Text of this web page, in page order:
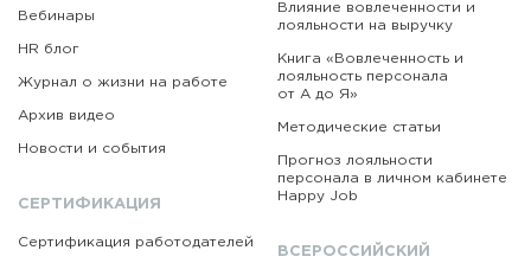
Вебинары
HR блог
Журнал о жизни на работе
Архив видео
Новости и события
СЕРТИФИКАЦИЯ
Сертификация работодателей
Влияние вовлеченности и
лояльности на выручку
Книга «Вовлеченность и
лояльность персонала
от А до Я»
Методические статьи
Прогноз лояльности
персонала в личном кабинете
Happy Job
ВСЕРОССИЙСКИЙ